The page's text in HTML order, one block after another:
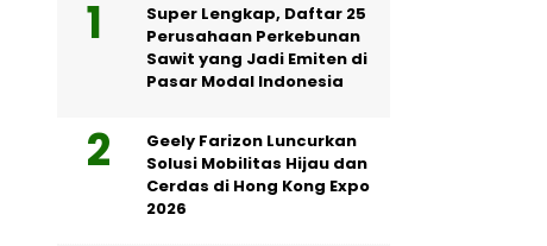
Super Lengkap, Daftar 25
Perusahaan Perkebunan
Sawit yang Jadi Emiten di
Pasar Modal Indonesia
Geely Farizon Luncurkan
Solusi Mobilitas Hijau dan
Cerdas di Hong Kong Expo
2026